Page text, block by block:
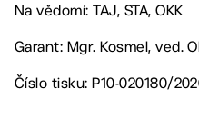
Na vědomí: TAJ, STA, OKK
Garant: Mgr. Kosmel, ved.
Číslo tisku: P10-020180/